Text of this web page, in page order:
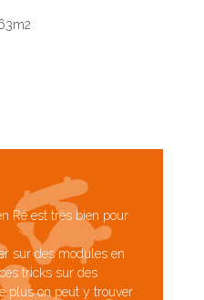
Ré est très bien pour
sur des modules en
tricks sur des
plus on peut y trouver